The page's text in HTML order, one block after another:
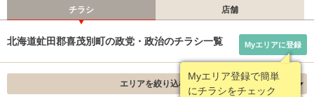
チラシ 店舗
北海道虻田郡喜茂別町の政党・政治のチラシ一覧
Myエリア登録で簡単
にチラシをチェック
Myエリアに登録
エリアを絞り込む